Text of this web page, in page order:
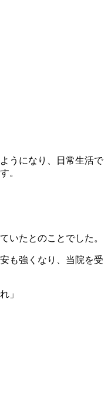
うになり、日常生活で
。
いたとのことでした。
も強くなり、当院を受
」